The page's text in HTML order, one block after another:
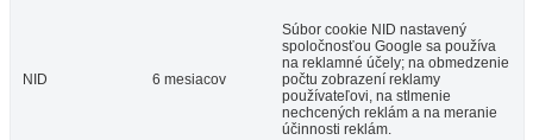
NID 6 mesiacov
Súbor cookie NID nastavený
spoločnosťou Google sa používa
na reklamné účely; na obmedzenie
počtu zobrazení reklamy
používateľovi, na stlmenie
nechcených reklám a na meranie
účinnosti reklám.